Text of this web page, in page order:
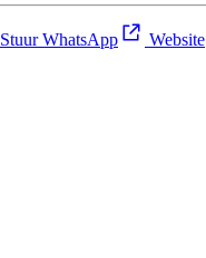
Stuur WhatsApp Website